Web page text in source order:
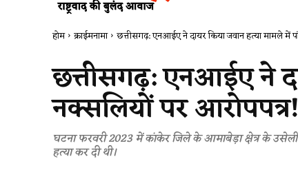
होम क्राईमनामा छत्तीसगढ़​: एनआईए ने दायर किया जवान हत्या मामले में
छत्तीसगढ़​: एनआईए ने
नक्सलियों पर आरोपपत्र!
घटना फरवरी 2023 में कांकेर जिले के आमाबेड़ा क्षेत्र के
हत्या कर दी थी।